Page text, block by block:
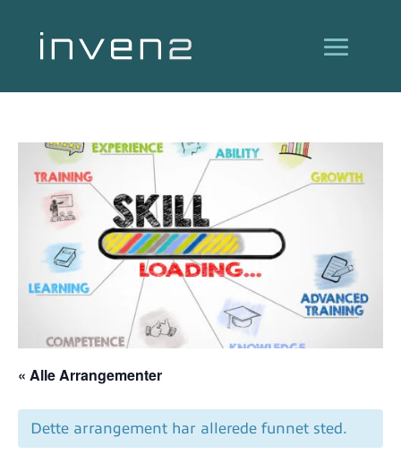
« Alle Arrangementer
Dette arrangement har allerede funnet sted.